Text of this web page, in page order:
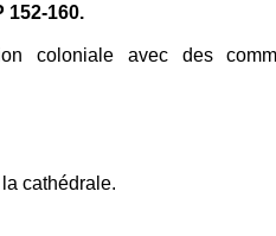
152-160.
coloniale avec des
cathédrale.